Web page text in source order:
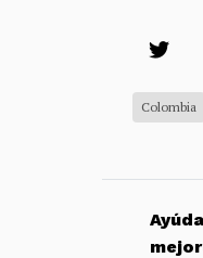
Colombia